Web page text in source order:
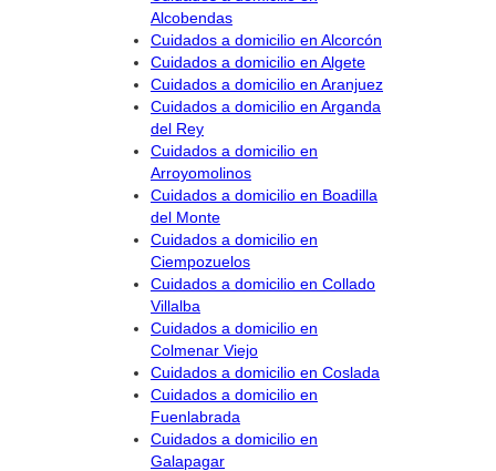
Alcobendas
Cuidados a domicilio en Alcorсón
Cuidados a domicilio en Algete
Cuidados a domicilio en Aranjuez
Cuidados a domicilio en Arganda
del Rey
Cuidados a domicilio en
Arroyomolinos
Cuidados a domicilio en Boadilla
del Monte
Cuidados a domicilio en
Ciempozuelos
Cuidados a domicilio en Collado
Villalba
Cuidados a domicilio en
Colmenar Viejo
Cuidados a domicilio en Coslada
Cuidados a domicilio en
Fuenlabrada
Cuidados a domicilio en
Galapagar